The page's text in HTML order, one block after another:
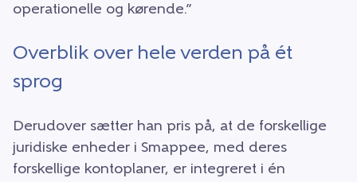
operationelle og kørende.”
Overblik over hele verden på ét
sprog
Derudover sætter han pris på, at de forskellige
juridiske enheder i Smappee, med deres
forskellige kontoplaner, er integreret i én